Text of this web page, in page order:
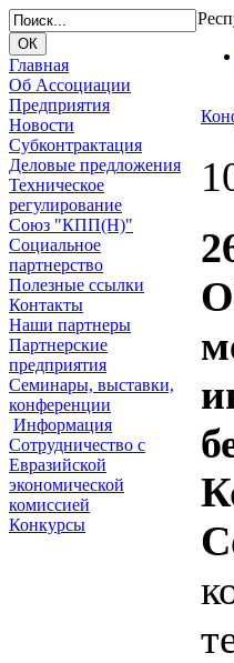
Главная
Об Ассоциации
Предприятия
Новости
Субконтрактация
Деловые предложения
Техническое
регулирование
Союз "КПП(Н)"
Социальное
партнерство
Полезные ссылки
Контакты
Наши партнеры
Партнерские
предприятия
Семинары, выставки,
конференции
Информация
Сотрудничество с
Евразийской
экономической
комиссией
Конкурсы